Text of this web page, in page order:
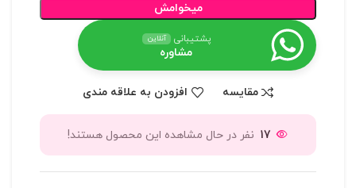
میخوامش
پشتیبانی آنلاین
مشاوره
مقایسه افزودن به علاقه مندی
17 نفر در حال مشاهده این محصول هستند!